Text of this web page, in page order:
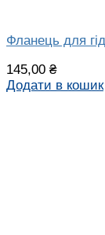
Фланець для
145,00 ₴
Додати в кошик